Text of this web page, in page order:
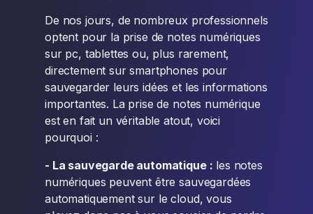
De nos jours, de nombreux professionnels
optent pour la prise de notes numériques
sur pc, tablettes ou, plus rarement,
directement sur smartphones pour
sauvegarder leurs idées et les informations
importantes. La prise de notes numérique
est en fait un véritable atout, voici
pourquoi :
- La sauvegarde automatique : les notes
numériques peuvent être sauvegardées
automatiquement sur le cloud, vous